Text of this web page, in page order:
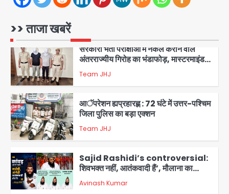
>> ताजा खबरें
3
सरकारी भर्ती परीक्षाओं में नकल कराने वाले
4
आॅपरेशन ह्यप्रहारह्ण : 72 घंटे में उत्तर-पश्चिम
जिला पुलिस का बड़ा एक्शन
Team JHJ
Sajid Rashidi’s controversial:
शिवभक्त नहीं, आतंकवादी हैं’, मौलाना का
Avinash Kumar
गौतमबुद्धनगर में 9 से 17 अगस्त तक चलेगा जन-